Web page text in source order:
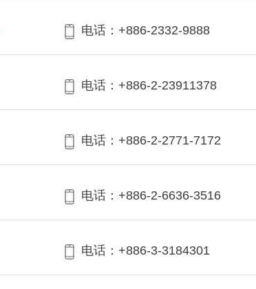
电话：+886-2332-9888
电话：+886-2-23911378
电话：+886-2-2771-7172
电话：+886-2-6636-3516
电话：+886-3-3184301